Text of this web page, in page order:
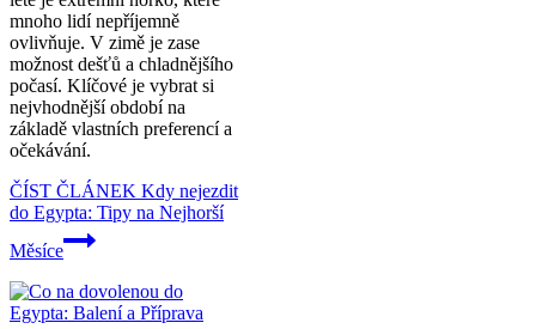
mnoho lidí nepříjemně
ovlivňuje. V zimě je zase
možnost dešťů a chladnějšího
počasí. Klíčové je vybrat si
nejvhodnější období na
základě vlastních preferencí a
očekávání.
ČÍST ČLÁNEK Kdy nejezdit
do Egypta: Tipy na Nejhorší
Měsíce